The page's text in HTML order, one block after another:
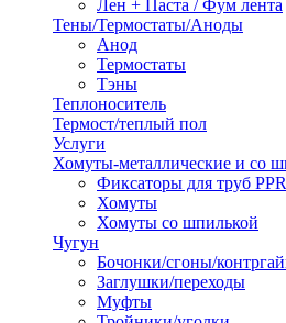
Лен + Паста / Фум лента
Тены/Термостаты/Аноды
Анод
Термостаты
Тэны
Теплоноситель
Термост/теплый пол
Услуги
Хомуты-металлические и со
Фиксаторы для труб
Хомуты
Хомуты со шпилькой
Чугун
Бочонки/сгоны/
Заглушки/переходы
Муфты